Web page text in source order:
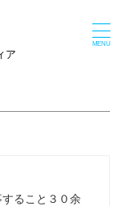
ア
ること３０余